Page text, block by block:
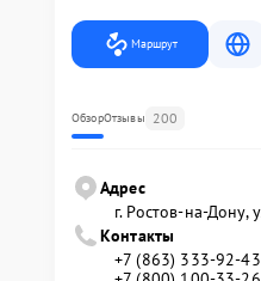
Маршрут
ОбзорОтзывы 200
Адрес
г. Ростов-на-Дону,
Контакты
+7 (863) 333-92-43